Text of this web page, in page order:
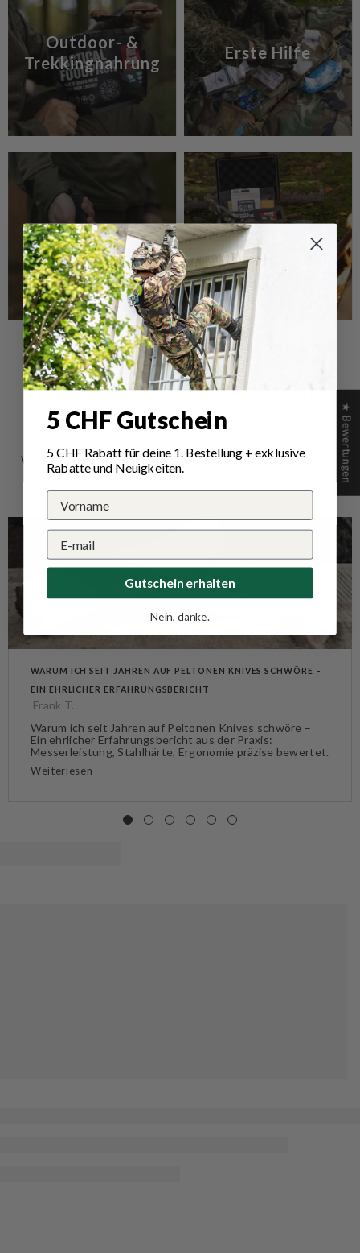
Outdoor- &
Trekkingnahrung
Erste Hilfe
Leuchtmittel Camping Kochen
DRAUSSEN ZUHAUSE. AUSGERÜSTET
MIT ARMTEC.CH
Hier findest du die wichtigsten Neuerungen, Insider-
Wissen und praktische Tipps & Tricks – kompakt und
einsatzbereit.
Frank T.
Ein ehrlicher Erfahrungsbericht aus der Praxis:
Messerleistung, Stahlhärte, Ergonomie präzise bewertet.
★ Bewertungen
5 CHF Gutschein
5 CHF Rabatt für deine 1. Bestellung+ exklusive
Rabatte und Neuigkeiten.
Gutschein erhalten
Nein, danke.